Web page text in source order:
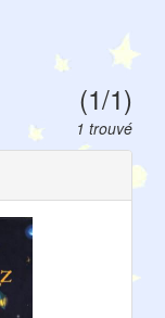
(1/1)
1 trouvé